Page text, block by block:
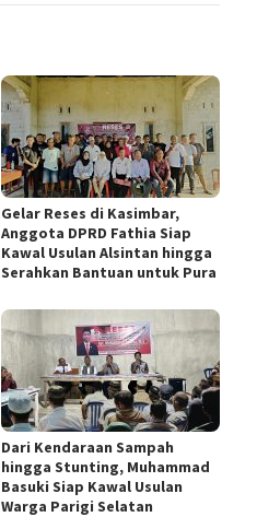
Gelar Reses di Kasimbar,
Anggota DPRD Fathia Siap
Kawal Usulan Alsintan hingga
Serahkan Bantuan untuk Pura
Dari Kendaraan Sampah
hingga Stunting, Muhammad
Basuki Siap Kawal Usulan
Warga Parigi Selatan